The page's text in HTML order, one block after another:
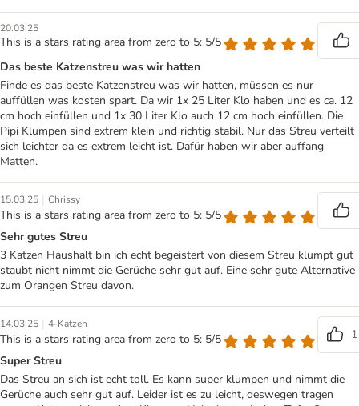
20.03.25
This is a stars rating area from zero to 5: 5/5
Das beste Katzenstreu was wir hatten
Finde es das beste Katzenstreu was wir hatten, müssen es nur
auffüllen was kosten spart. Da wir 1x 25 Liter Klo haben und es ca. 12
cm hoch einfüllen und 1x 30 Liter Klo auch 12 cm hoch einfüllen. Die
Pipi Klumpen sind extrem klein und richtig stabil. Nur das Streu verteilt
sich leichter da es extrem leicht ist. Dafür haben wir aber auffang
Matten.
15.03.25 | Chrissy
This is a stars rating area from zero to 5: 5/5
Sehr gutes Streu
3 Katzen Haushalt bin ich echt begeistert von diesem Streu klumpt gut
staubt nicht nimmt die Gerüche sehr gut auf. Eine sehr gute Alternative
zum Orangen Streu davon.
14.03.25 | 4-Katzen
This is a stars rating area from zero to 5: 5/5
1
Super Streu
Das Streu an sich ist echt toll. Es kann super klumpen und nimmt die
Gerüche auch sehr gut auf. Leider ist es zu leicht, deswegen tragen